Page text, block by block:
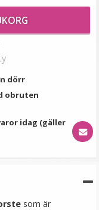
dörr
obruten
idag (gäller
som är